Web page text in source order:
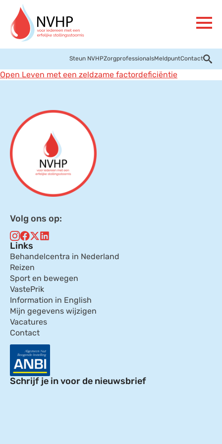
Steun NVHPZorgprofessionalsMeldpuntContact
Open Leven met een zeldzame factordeficiëntie
Volg ons op:
Links
Behandelcentra in Nederland
Reizen
Sport en bewegen
VastePrik
Information in English
Mijn gegevens wijzigen
Vacatures
Contact
Schrijf je in voor de nieuwsbrief